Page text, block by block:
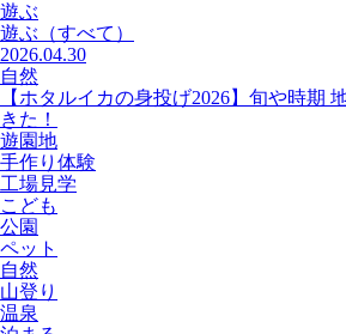
遊ぶ
遊ぶ （すべて）
2026.04.30
自然
【ホタルイカの身投げ2026】旬や時期
きた！
遊園地
手作り体験
工場見学
こども
公園
ペット
自然
山登り
温泉